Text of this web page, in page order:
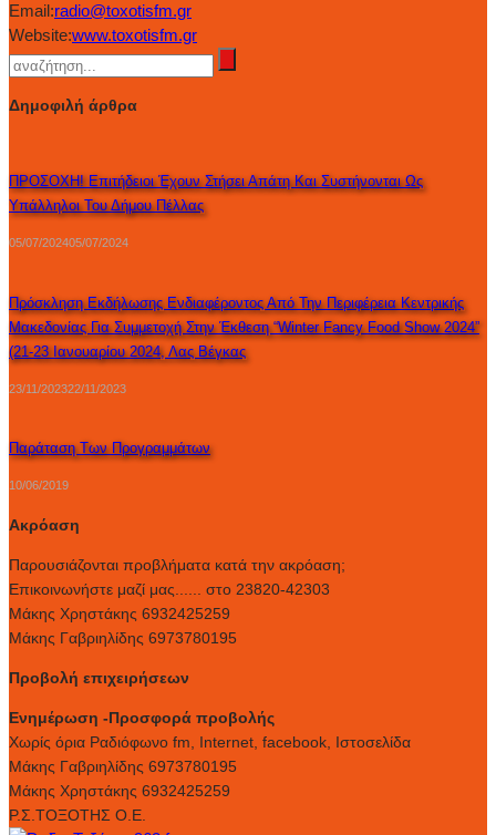
Email:radio@toxotisfm.gr
Website:www.toxotisfm.gr
Δημοφιλή άρθρα
ΠΡΟΣΟΧΗ! Επιτήδειοι Έχουν Στήσει Απάτη Και Συστήνονται Ως
Υπάλληλοι Του Δήμου Πέλλας
05/07/202405/07/2024
Πρόσκληση Εκδήλωσης Ενδιαφέροντος Από Την Περιφέρεια Κεντρικής
Μακεδονίας Για Συμμετοχή Στην Έκθεση “Winter Fancy Food Show 2024”
(21-23 Ιανουαρίου 2024, Λας Βέγκας
23/11/202322/11/2023
Παράταση Των Προγραμμάτων
10/06/2019
Ακρόαση
Παρουσιάζονται προβλήματα κατά την ακρόαση;
Επικοινωνήστε μαζί μας...... στο 23820-42303
Μάκης Χρηστάκης 6932425259
Μάκης Γαβριηλίδης 6973780195
Προβολή επιχειρήσεων
Ενημέρωση -Προσφορά προβολής
Xωρίς όρια Ραδιόφωνο fm, Internet, facebook, Ιστοσελίδα
Μάκης Γαβριηλίδης 6973780195
Μάκης Χρηστάκης 6932425259
Ρ.Σ.ΤΟΞΟΤΗΣ Ο.Ε.